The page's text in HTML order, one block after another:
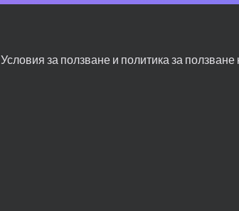
Условия за ползване и политика за